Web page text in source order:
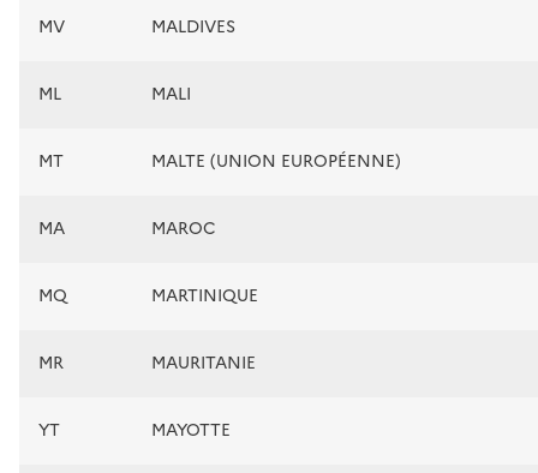
MV MALDIVES
ML MALI
MT MALTE (UNION EUROPÉENNE)
MA MAROC
MQ MARTINIQUE
MR MAURITANIE
YT MAYOTTE